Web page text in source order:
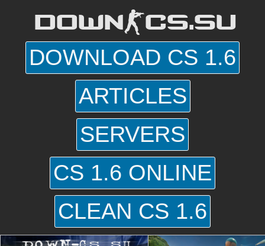
DOWN-CS.SU
DOWNLOAD CS 1.6
ARTICLES
SERVERS
CS 1.6 ONLINE
CLEAN CS 1.6